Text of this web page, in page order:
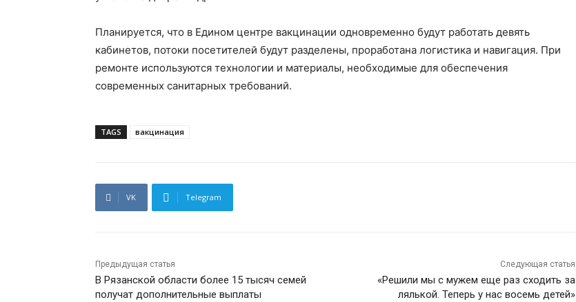
Планируется, что в Едином центре вакцинации одновременно будут работать девять
кабинетов, потоки посетителей будут разделены, проработана логистика и навигация. При
ремонте используются технологии и материалы, необходимые для обеспечения
современных санитарных требований.
TAGS вакцинация
VK Telegram
Предыдущая статья
В Рязанской области более 15 тысяч семей
получат дополнительные выплаты
Следующая статья
«Решили мы с мужем еще раз сходить за
лялькой. Теперь у нас восемь детей»